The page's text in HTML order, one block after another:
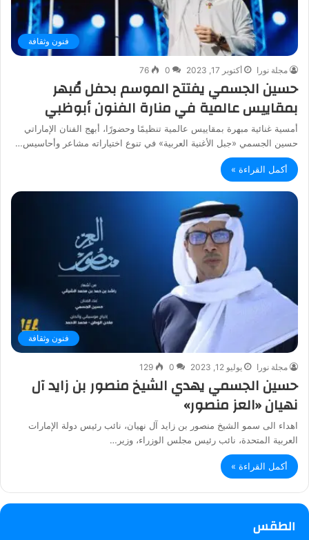
فنون وثقافة
مجلة نورا أكتوبر 17, 2023 0
76
حسين الجسمي يفتتح الموسم بحفل مُبهر
بمقاييس عالمية في منارة الفنون أبوظبي
أمسية غنائية مبهرة بمقاييس عالمية تنظيمًا وحضورًا، أبهج الفنان الإماراتي
حسين الجسمي «جبل الأغنية العربية» في تنوع اختياراته مشاعر وأحاسيس…
أكمل القراءة »
فنون وثقافة
مجلة نورا يوليو 12, 2023 0
129
حسين الجسمي يهدي الشيخ منصور بن زايد آل
نهيان «العز منصور»
اهداء الى سمو الشيخ منصور بن زايد آل نهيان، نائب رئيس دولة الإمارات
العربية المتحدة، نائب رئيس مجلس الوزراء، وزير…
أكمل القراءة »
الطقس